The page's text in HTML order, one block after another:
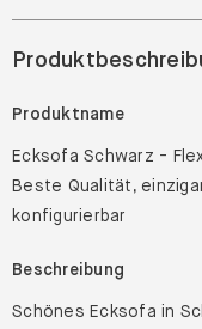
Produktname
Ecksofa Schwarz -
Beste Qualität,
konfigurierbar
Beschreibung
Schönes Ecksofa in